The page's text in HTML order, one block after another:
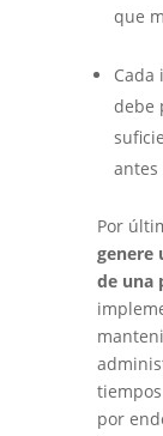
que
Cada
debe
antes
Por
genere
de una
por